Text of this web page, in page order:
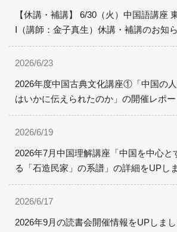
【休講・補講】 6/30（火）中国語講座
Ⅰ（講師：金子真生）休講・補講のお知
2026/6/23
2026年度中国古典文化講座①「中国の
はいかに伝えられたのか」の開催レポ
2026/6/19
2026年7月中国理解講座「中国を中心と
る「石造民家」の系譜」の詳細をUPし
2026/6/17
2026年9月の読書会開催情報をUPしま